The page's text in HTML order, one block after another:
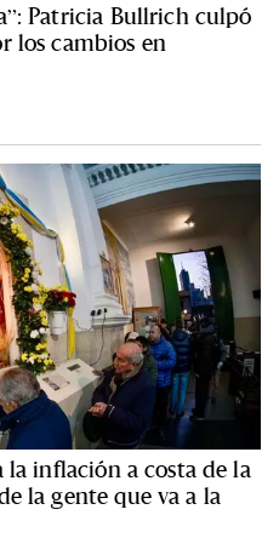
Patricia Bullrich culpó
los cambios en
la inflación a costa de la
la gente que va a la